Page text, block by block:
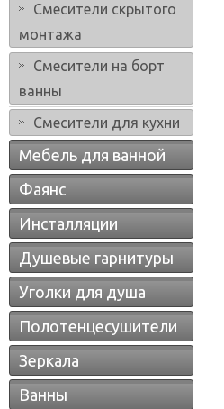
Смесители скрытого
монтажа
Смесители на борт
ванны
Смесители для кухни
Мебель для ванной
Фаянс
Инсталляции
Душевые гарнитуры
Уголки для душа
Полотенцесушители
Зеркала
Ванны